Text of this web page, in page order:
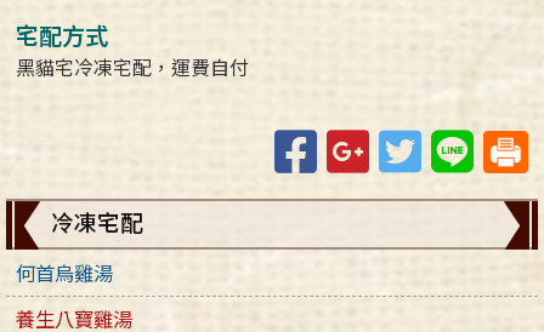
冷凍宅配
何首烏雞湯
養生八寶雞湯
宅配方式
黑貓宅冷凍宅配，運費自付
FacebookGoogle+TwitterLine